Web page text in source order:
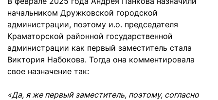
начальником Дружковской городской
администрации, поэтому и.о. председателя
Краматорской районной государственной
администрации как первый заместитель стала
Виктория Набокова. Тогда она комментировала
свое назначение так:
«Да, я же первый заместитель, поэтому, согласно